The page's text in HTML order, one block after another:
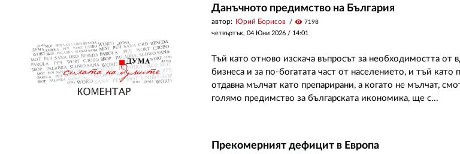
Данъчното предимство на България
автор: Юрий Борисов visibility 7198
четвъртък, 04 Юни 2026 / 14:01
Тъй като отново изскача въпросът за необходимостта от
бизнеса и за по-богатата част от населението, и тъй
отдавна мълчат като препарирани, а когато не мълчат,
голямо предимство за българската икономика, ще с...
Прекомерният дефицит в Европа